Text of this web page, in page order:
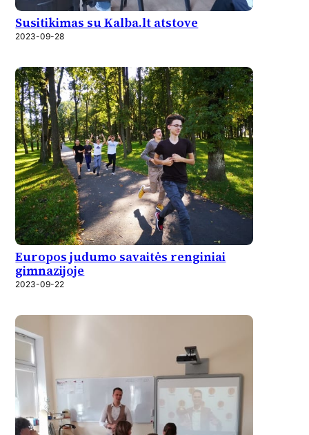
Susitikimas su Kalba.lt atstove
2023-09-28
Europos judumo savaitės renginiai
gimnazijoje
2023-09-22